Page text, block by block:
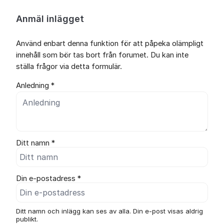
Anmäl inlägget
Använd enbart denna funktion för att påpeka olämpligt
innehåll som bör tas bort från forumet. Du kan inte
ställa frågor via detta formulär.
Anledning *
Ditt namn *
Din e-postadress *
Ditt namn och inlägg kan ses av alla. Din e-post visas aldrig
publikt.